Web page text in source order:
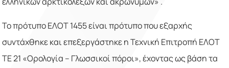
Το πρότυπο ΕΛΟΤ 1455 είναι πρότυπο που εξαρχής
συντάχθηκε και επεξεργάστηκε η Τεχνική Επιτροπή ΕΛΟΤ
ΤΕ 21 «Ορολογία – Γλωσσικοί πόροι», έχοντας ως βάση τα